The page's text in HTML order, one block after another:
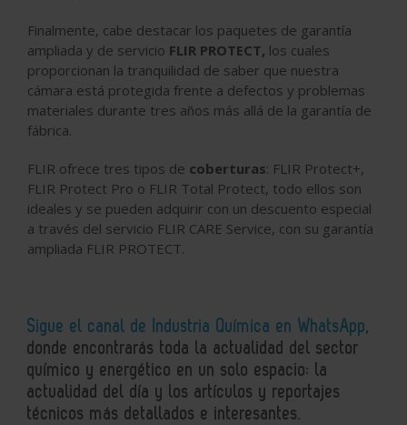
Finalmente, cabe destacar los paquetes de garantía
ampliada y de servicio FLIR PROTECT, los cuales
proporcionan la tranquilidad de saber que nuestra
cámara está protegida frente a defectos y problemas
materiales durante tres años más allá de la garantía de
fábrica.
FLIR ofrece tres tipos de coberturas: FLIR Protect+,
FLIR Protect Pro o FLIR Total Protect, todo ellos son
ideales y se pueden adquirir con un descuento especial
a través del servicio FLIR CARE Service, con su garantía
ampliada FLIR PROTECT.
Sigue el canal de Industria Química en WhatsApp,
donde encontrarás toda la actualidad del sector
químico y energético en un solo espacio: la
actualidad del día y los artículos y reportajes
técnicos más detallados e interesantes.